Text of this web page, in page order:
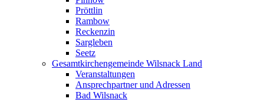
Pröttlin
Rambow
Reckenzin
Sargleben
Seetz
Gesamtkirchengemeinde Wilsnack Land
Veranstaltungen
Ansprechpartner und Adressen
Bad Wilsnack